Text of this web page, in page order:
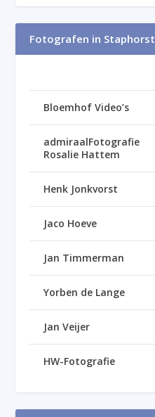
Fotografen in Staphorst
Bloemhof Video’s
admiraalFotografie
Rosalie Hattem
Henk Jonkvorst
Jaco Hoeve
Jan Timmerman
Yorben de Lange
Jan Veijer
HW-Fotografie